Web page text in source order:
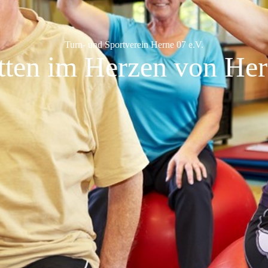
Turn- und Sportverein Herne 07 e.V.
im Herzen von